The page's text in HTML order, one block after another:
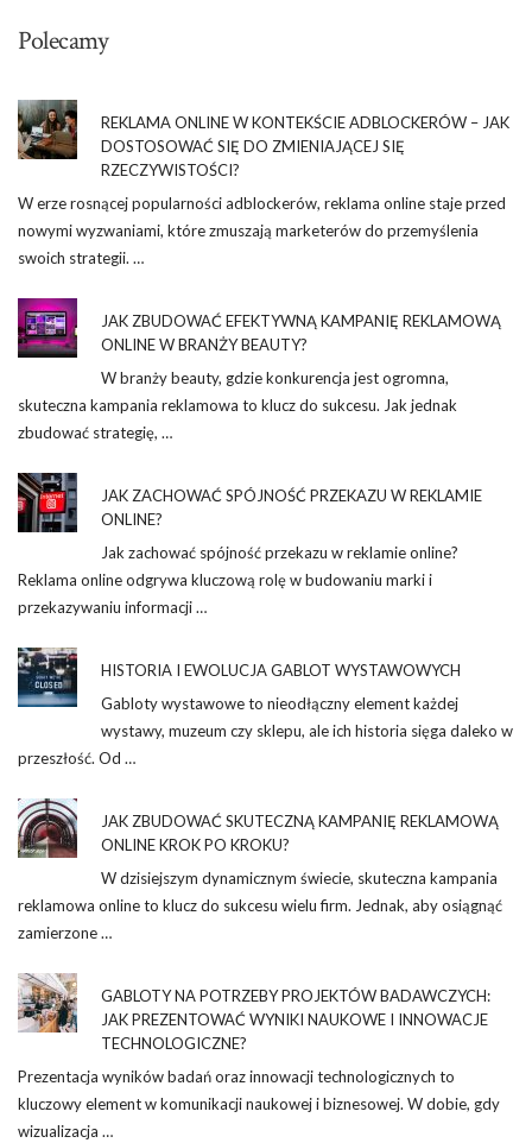
Polecamy
REKLAMA ONLINE W KONTEKŚCIE ADBLOCKERÓW – JAK
DOSTOSOWAĆ SIĘ DO ZMIENIAJĄCEJ SIĘ
RZECZYWISTOŚCI?
W erze rosnącej popularności adblockerów, reklama online staje przed
nowymi wyzwaniami, które zmuszają marketerów do przemyślenia
swoich strategii. …
JAK ZBUDOWAĆ EFEKTYWNĄ KAMPANIĘ REKLAMOWĄ
ONLINE W BRANŻY BEAUTY?
W branży beauty, gdzie konkurencja jest ogromna,
skuteczna kampania reklamowa to klucz do sukcesu. Jak jednak
zbudować strategię, …
JAK ZACHOWAĆ SPÓJNOŚĆ PRZEKAZU W REKLAMIE
ONLINE?
Jak zachować spójność przekazu w reklamie online?
Reklama online odgrywa kluczową rolę w budowaniu marki i
przekazywaniu informacji …
HISTORIA I EWOLUCJA GABLOT WYSTAWOWYCH
Gabloty wystawowe to nieodłączny element każdej
wystawy, muzeum czy sklepu, ale ich historia sięga daleko w
przeszłość. Od …
JAK ZBUDOWAĆ SKUTECZNĄ KAMPANIĘ REKLAMOWĄ
ONLINE KROK PO KROKU?
W dzisiejszym dynamicznym świecie, skuteczna kampania
reklamowa online to klucz do sukcesu wielu firm. Jednak, aby osiągnąć
zamierzone …
GABLOTY NA POTRZEBY PROJEKTÓW BADAWCZYCH:
JAK PREZENTOWAĆ WYNIKI NAUKOWE I INNOWACJE
TECHNOLOGICZNE?
Prezentacja wyników badań oraz innowacji technologicznych to
kluczowy element w komunikacji naukowej i biznesowej. W dobie, gdy
wizualizacja …